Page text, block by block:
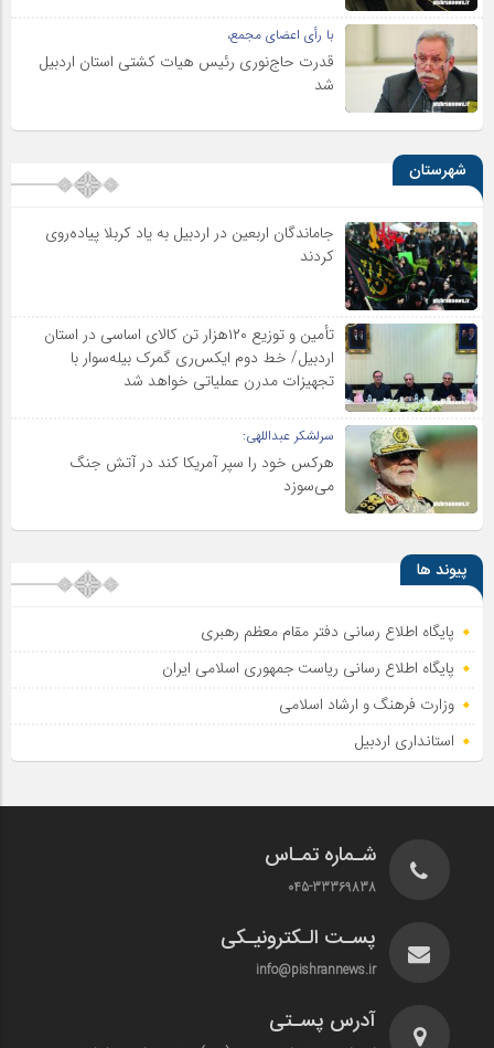
با رأی اعضای مجمع،
قدرت حاج‌نوری رئیس هیات کشتی استان اردبیل
شد
شهرستان
جاماندگان اربعین در اردبیل به یاد کربلا پیاده‌روی
کردند
تأمین و توزیع ۱۲۰هزار تن کالای اساسی در استان
اردبیل/ خط دوم ایکس‌ری گمرک بیله‌سوار با
تجهیزات مدرن عملیاتی خواهد شد
سرلشکر عبداللهی:
هرکس خود را سپر آمریکا کند در آتش جنگ
می‌سوزد
پیوند ها
پایگاه اطلاع رسانی دفتر مقام معظم رهبری
پایگاه اطلاع‌ رسانی ریاست‌ جمهوری اسلامی ایران
وزارت فرهنگ و ارشاد اسلامی
استانداری اردبیل
شـماره تمـاس
045-33369838
پسـت الـکترونیـکی
info@pishrannews.ir
آدرس پسـتی